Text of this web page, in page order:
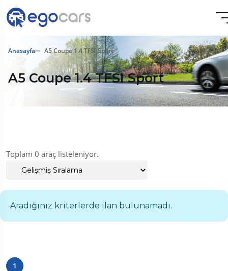
Anasayfa A5 Coupe 1.4 TFSI Sport
A5 Coupe 1.4 TFSI Sport
Toplam 0 araç listeleniyor.
Aradığınız kriterlerde ilan bulunamadı.
1